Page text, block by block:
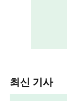
최신 기사